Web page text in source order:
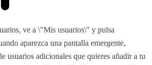
ve a \"Mis usuarios\" y pulsa
aparezca una pantalla emergente,
usuarios adicionales que quieres añadir a tu